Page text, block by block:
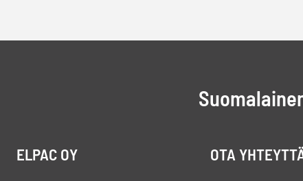
ELPAC OY OTA